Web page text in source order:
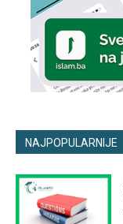
NAJPOPULARNIJE